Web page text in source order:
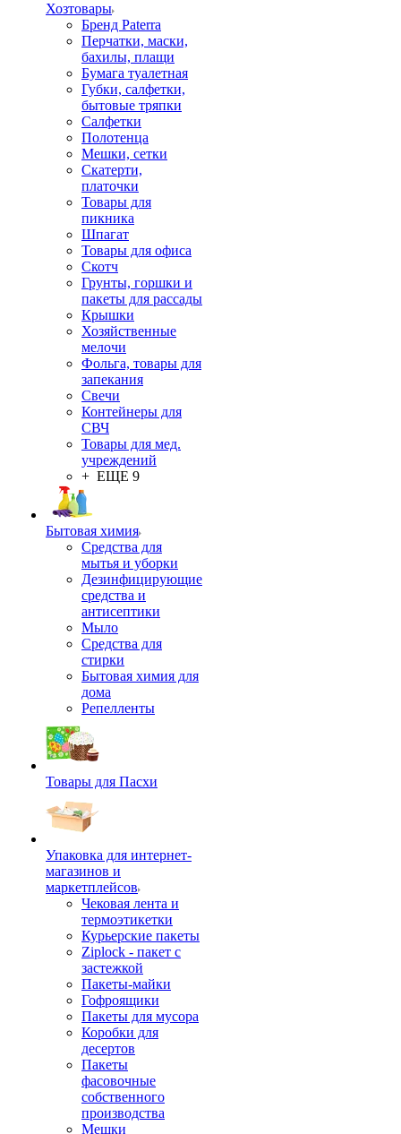
Хозтовары
Бренд Paterra
Перчатки, маски,
бахилы, плащи
Бумага туалетная
Губки, салфетки,
бытовые тряпки
Салфетки
Полотенца
Мешки, сетки
Скатерти,
платочки
Товары для
пикника
Шпагат
Товары для офиса
Скотч
Грунты, горшки и
пакеты для рассады
Крышки
Хозяйственные
мелочи
Фольга, товары для
запекания
Свечи
Контейнеры для
СВЧ
Товары для мед.
учреждений
+ ЕЩЕ 9
Бытовая химия
Средства для
мытья и уборки
Дезинфицирующие
средства и
антисептики
Мыло
Средства для
стирки
Бытовая химия для
дома
Репелленты
Товары для Пасхи
Упаковка для интернет-
магазинов и
маркетплейсов
Чековая лента и
термоэтикетки
Курьерские пакеты
Ziplock - пакет с
застежкой
Пакеты-майки
Гофроящики
Пакеты для мусора
Коробки для
десертов
Пакеты
фасовочные
собственного
производства
Мешки